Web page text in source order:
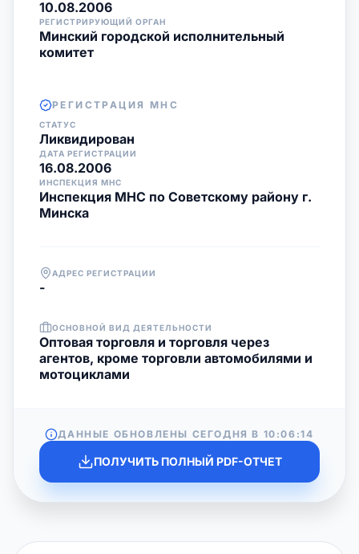
10.08.2006
РЕГИСТРИРУЮЩИЙ ОРГАН
Минский городской исполнительный
комитет
РЕГИСТРАЦИЯ МНС
СТАТУС
Ликвидирован
ДАТА РЕГИСТРАЦИИ
16.08.2006
ИНСПЕКЦИЯ МНС
Инспекция МНС по Советскому району г.
Минска
АДРЕС РЕГИСТРАЦИИ
-
ОСНОВНОЙ ВИД ДЕЯТЕЛЬНОСТИ
Оптовая торговля и торговля через
агентов, кроме торговли автомобилями и
мотоциклами
ДАННЫЕ ОБНОВЛЕНЫ СЕГОДНЯ В 10:06:14
ПОЛУЧИТЬ ПОЛНЫЙ PDF-ОТЧЕТ